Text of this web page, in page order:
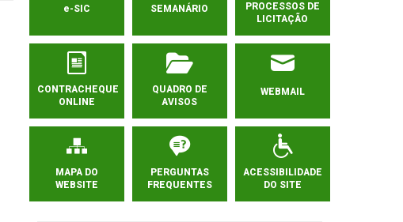
e-SIC SEMANÁRIO
PROCESSOS DE
LICITAÇÃO
CONTRACHEQUE
ONLINE
QUADRO DE
AVISOS
WEBMAIL
MAPA DO
WEBSITE
PERGUNTAS
FREQUENTES
ACESSIBILIDADE
DO SITE